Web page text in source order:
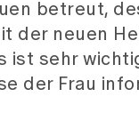
betreut,
der neuen
ist sehr
der Frau